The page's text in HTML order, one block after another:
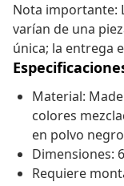
Nota importante:
varían de una
única; la entrega
Material:
colores
en polvo negro
Dimensiones:
Requiere